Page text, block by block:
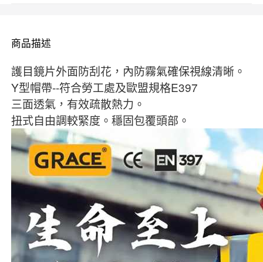
商品描述
護目鏡片外面防刮花，內防霧氣確保視線清晰。
Y型帽帶--符合勞工處及歐盟規格E397
三面透氣，有效疏散熱力。
扭式自由調較緊度。穩固包覆頭部。